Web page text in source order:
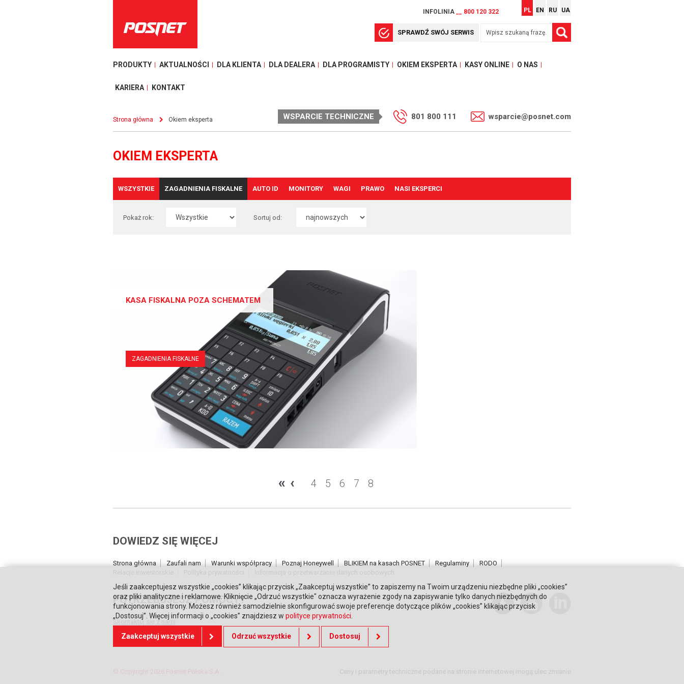
INFOLINIA __ 800 120 322 PL EN RU UA
SPRAWDŹ SWÓJ SERWIS
PRODUKTY AKTUALNOŚCI DLA KLIENTA DLA DEALERA DLA PROGRAMISTY OKIEM EKSPERTA KASY ONLINE O NAS
KARIERA KONTAKT
Strona główna Okiem eksperta WSPARCIE TECHNICZNE 801 800 111 wsparcie@posnet.com
OKIEM EKSPERTA
WSZYSTKIE ZAGADNIENIA FISKALNE AUTO ID MONITORY WAGI PRAWO NASI EKSPERCI
Pokaż rok: Sortuj od:
KASA FISKALNA POZA SCHEMATEM
ZAGADNIENIA FISKALNE
« ‹ 4 5 6 7 8
DOWIEDZ SIĘ WIĘCEJ
Strona główna Zaufali nam Warunki współpracy Poznaj Honeywell BLIKIEM na kasach POSNET Regulaminy
RODO
POTRZEBUJESZ POMOCY?
Skontaktuj się z nami
Ceny i parametry techniczne podane na stronie internetowej mogą ulec zmianie
Jeśli zaakceptujesz wszystkie „cookies” klikając przycisk „Zaakceptuj wszystkie” to zapiszemy na Twoim urządzeniu niezbędne pliki „cookies”
oraz pliki analityczne i reklamowe. Kliknięcie „Odrzuć wszystkie" oznacza wyrażenie zgody na zapisywanie tylko danych niezbędnych do
funkcjonowania strony. Możesz również samodzielnie skonfigurować swoje preferencje dotyczące plików „cookies” klikając przycisk
„Dostosuj”. Więcej informacji o „cookies” znajdziesz w polityce prywatności.
Zaakceptuj wszystkie Odrzuć wszystkie Dostosuj